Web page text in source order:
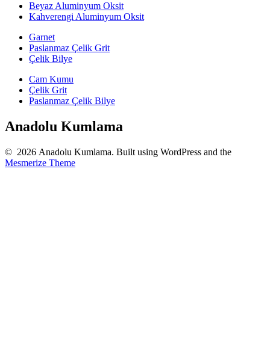
Beyaz Aluminyum Oksit
Kahverengi Aluminyum Oksit
Garnet
Paslanmaz Çelik Grit
Çelik Bilye
Cam Kumu
Çelik Grit
Paslanmaz Çelik Bilye
Anadolu Kumlama
© 2026 Anadolu Kumlama. Built using WordPress and the
Mesmerize Theme